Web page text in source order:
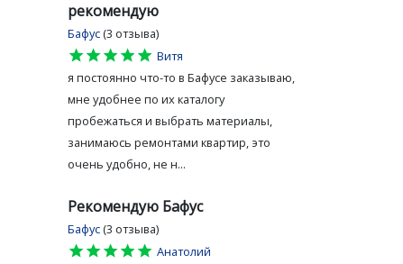
рекомендую
Бафус (3 отзыва)
star
star
star
star
star
Витя
я постоянно что-то в Бафусе заказываю,
мне удобнее по их каталогу
пробежаться и выбрать материалы,
занимаюсь ремонтами квартир, это
очень удобно, не н...
Рекомендую Бафус
Бафус (3 отзыва)
star
star
star
star
star
Анатолий